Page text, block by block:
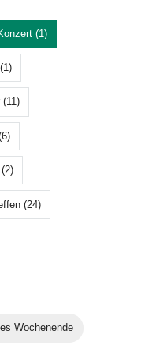
(1)
(11)
(24)
Wochenende